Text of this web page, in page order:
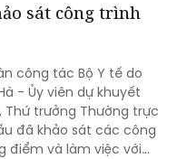
ngừa bệnh tật.
sát công trình
công tác Bộ Y tế do
- Ủy viên dự khuyết
Thứ trưởng Thường trực
đã khảo sát các công
điểm và làm việc với